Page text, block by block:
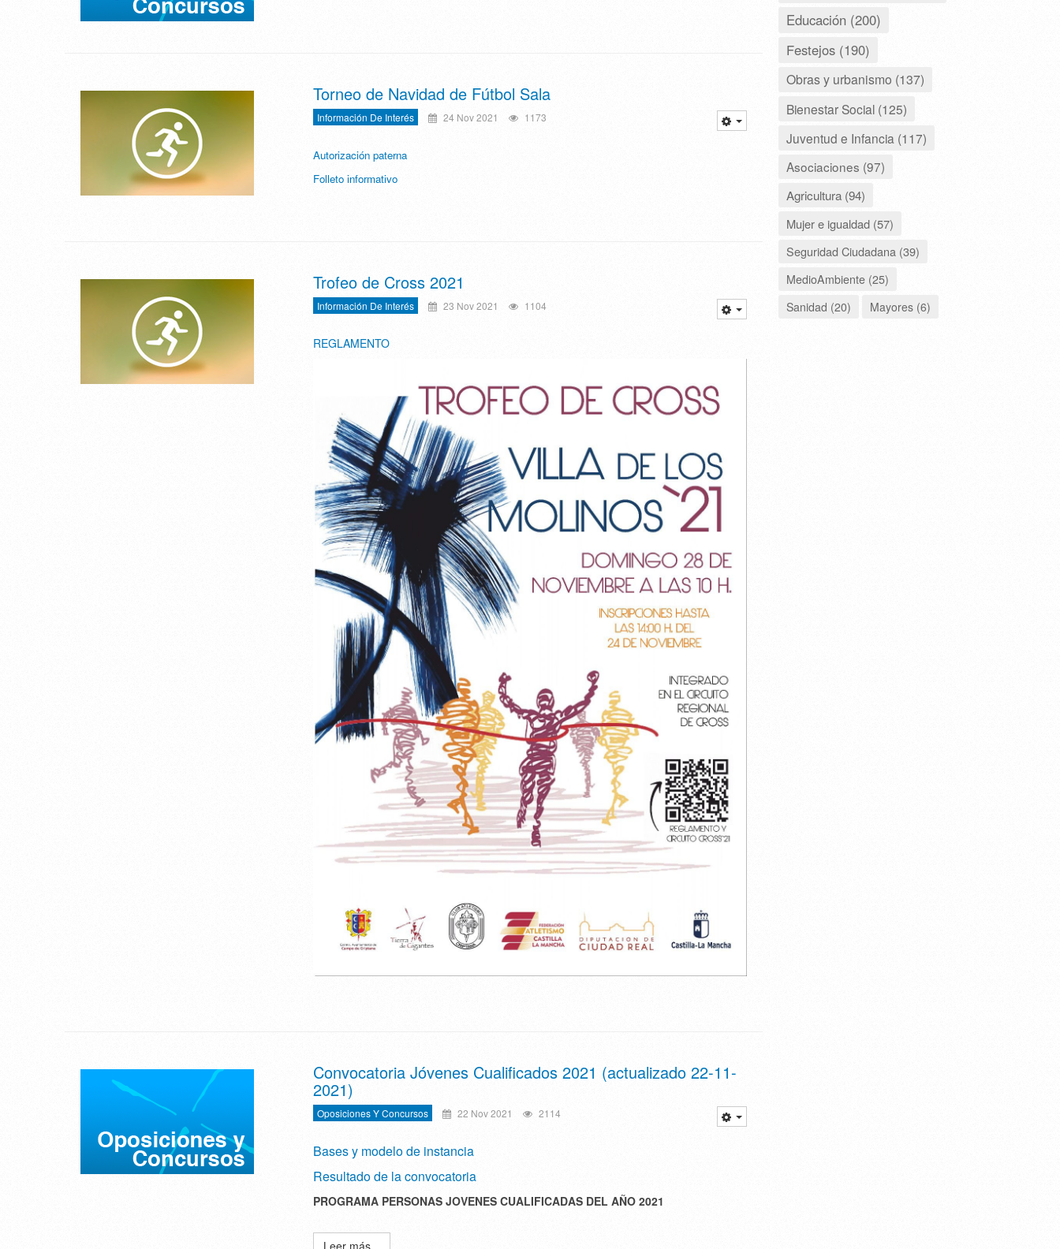
Torneo de Navidad de Fútbol Sala
Información De Interés 24 Nov 2021 1173
Autorización paterna
Folleto informativo
Trofeo de Cross 2021
Información De Interés 23 Nov 2021 1104
REGLAMENTO
Convocatoria Jóvenes Cualificados 2021 (actualizado 22-11-
2021)
Oposiciones Y Concursos 22 Nov 2021 2114
Bases y modelo de instancia
Resultado de la convocatoria
PROGRAMA PERSONAS JOVENES CUALIFICADAS DEL AÑO 2021
Leer más...
Educación (200)
Festejos (190)
Obras y urbanismo (137)
Bienestar Social (125)
Juventud e Infancia (117)
Asociaciones (97)
Agricultura (94)
Mujer e igualdad (57)
Seguridad Ciudadana (39)
MedioAmbiente (25)
Sanidad (20)
Mayores (6)